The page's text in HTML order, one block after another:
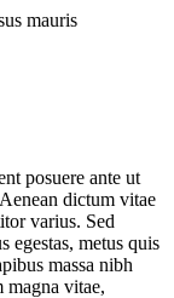
mauris
posuere ante ut
dictum vitae
varius. Sed
egestas, metus quis
massa nibh
magna vitae,